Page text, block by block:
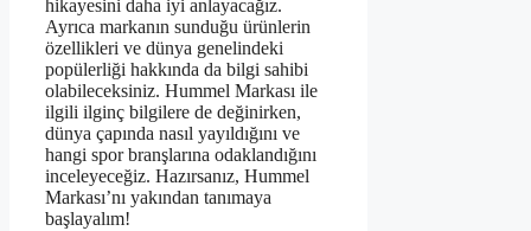
hikayesini daha iyi anlayacağız.
Ayrıca markanın sunduğu ürünlerin
özellikleri ve dünya genelindeki
popülerliği hakkında da bilgi sahibi
olabileceksiniz. Hummel Markası ile
ilgili ilginç bilgilere de değinirken,
dünya çapında nasıl yayıldığını ve
hangi spor branşlarına odaklandığını
inceleyeceğiz. Hazırsanız, Hummel
Markası’nı yakından tanımaya
başlayalım!